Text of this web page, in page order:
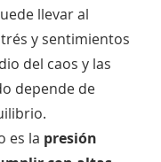
llevar al
y sentimientos
del caos y las
depende de
es la presión